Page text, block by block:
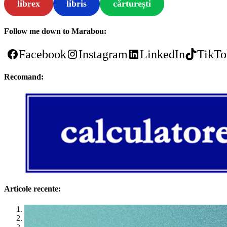
librex libris cărturești
Follow me down to Marabou:
Facebook Instagram LinkedIn
Recomand:
Articole recente: